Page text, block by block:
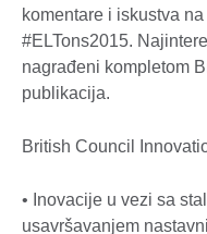
komentare i iskustva
#ELTons2015.
nagrađeni kompletom
publikacija.
British Council
• Inovacije u vezi sa
usavršavanjem